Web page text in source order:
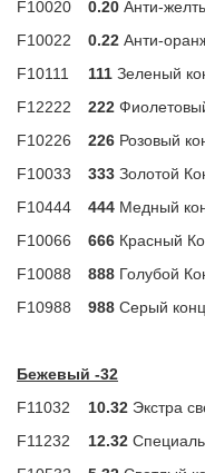
F10020 0.20 Анти-
F10022
0.22 Анти-
F10111
111 Зеленый
F12222
222
F10226
226 Розовый
F10033
333 Золотой
F10444
444 Медный
F10066
666 Красный
F10088
888 Голубой
F10988
988 Серый
Бежевый -32
F11032
10.32 Экстра
F11232
12.32